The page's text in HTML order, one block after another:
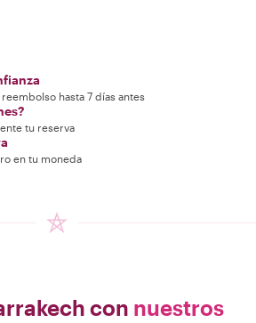
hasta 7 días antes
tu reserva
en tu moneda
con nuestros